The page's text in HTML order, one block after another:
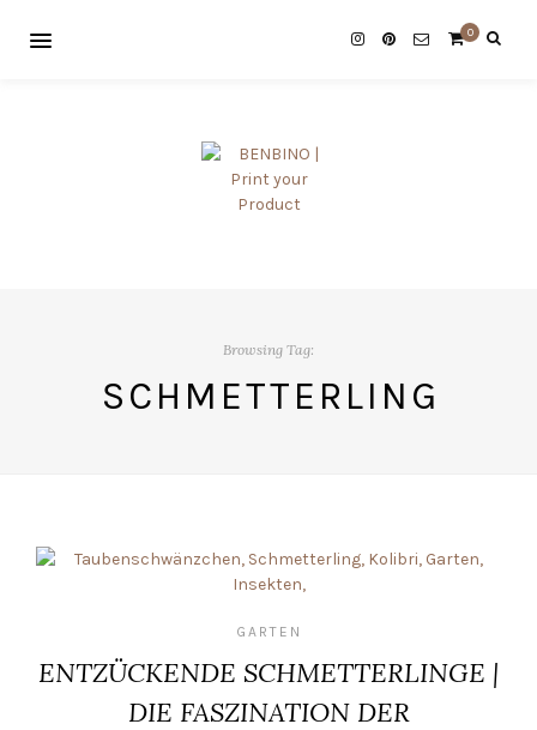
0
Browsing Tag:
SCHMETTERLING
GARTEN
ENTZÜCKENDE SCHMETTERLINGE |
DIE FASZINATION DER